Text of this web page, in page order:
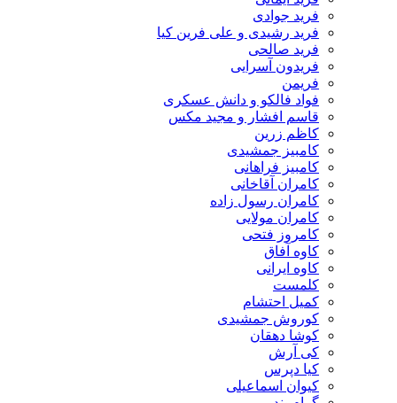
فرید جوادی
فرید رشیدی و علی فرین کیا
فرید صالحی
فریدون آسرایی
فریمن
فواد فالکو و دانش عسکری
قاسم افشار و مجید مکس
کاظم زرین
کامبیز جمشیدی
کامبیز فراهانی
کامران آقاخانی
کامران رسول زاده
کامران مولایی
کامروز فتحی
کاوه آفاق
کاوه ایرانی
کلمست
کمیل احتشام
کوروش جمشیدی
کوشا دهقان
کی آرش
کیا دپرس
کیوان اسماعیلی